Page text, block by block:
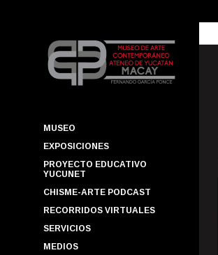
MUSEO
EXPOSICIONES
PROYECTO EDUCATIVO
YUCUNET
CHISME-ARTE PODCAST
RECORRIDOS VIRTUALES
SERVICIOS
MEDIOS